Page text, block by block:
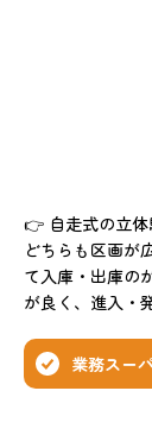
👉 自走式の立体
どちらも区画が
て入庫・出庫の
が良く、進入・
業務スー